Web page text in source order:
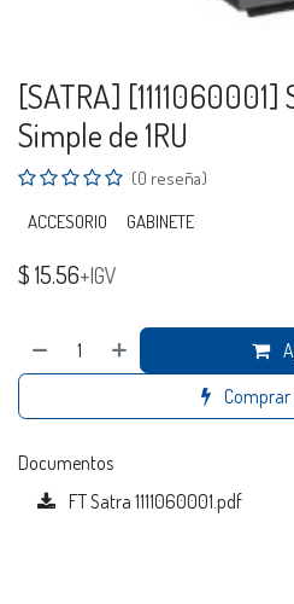
[SATRA]
Simple de 1RU
(0 reseña)
ACCESORIO
GABINETE
$15.56+IGV
Documentos
FT Satra 1111060001.pdf